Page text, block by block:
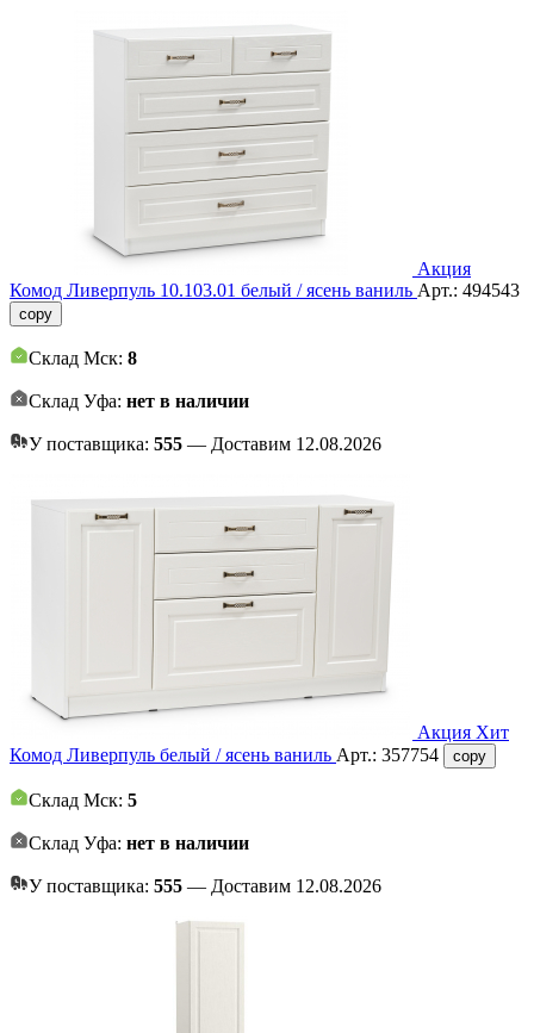
Акция
Комод Ливерпуль 10.103.01 белый / ясень ваниль Арт.: 494543
copy
Склад Мск: 8
Склад Уфа: нет в наличии
У поставщика: 555 — Доставим 12.08.2026
Акция Хит
Комод Ливерпуль белый / ясень ваниль Арт.: 357754 copy
Склад Мск: 5
Склад Уфа: нет в наличии
У поставщика: 555 — Доставим 12.08.2026